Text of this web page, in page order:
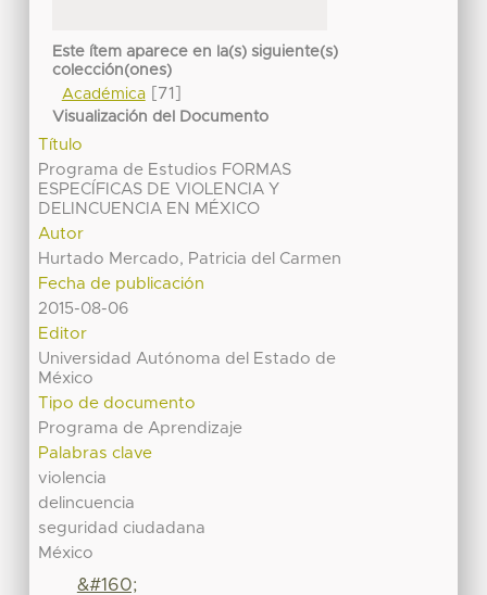
Este ítem aparece en la(s) siguiente(s)
colección(ones)
Académica[71]
Visualización del Documento
Título
Programa de Estudios FORMAS
ESPECÍFICAS DE VIOLENCIA Y
DELINCUENCIA EN MÉXICO
Autor
Hurtado Mercado, Patricia del Carmen
Fecha de publicación
2015-08-06
Editor
Universidad Autónoma del Estado de
México
Tipo de documento
Programa de Aprendizaje
Palabras clave
violencia
delincuencia
seguridad ciudadana
México
&#160;